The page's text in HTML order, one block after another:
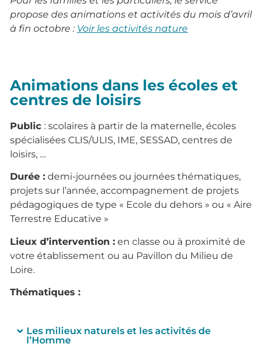
propose des animations et activités du mois d’avril
à fin octobre : Voir les activités nature
Animations dans les écoles et
centres de loisirs
Public : scolaires à partir de la maternelle, écoles
spécialisées CLIS/ULIS, IME, SESSAD, centres de
loisirs, …
Durée : demi-journées ou journées thématiques,
projets sur l’année, accompagnement de projets
pédagogiques de type « Ecole du dehors » ou « Aire
Terrestre Educative »
Lieux d’intervention : en classe ou à proximité de
votre établissement ou au Pavillon du Milieu de
Loire.
Thématiques :
Les milieux naturels et les activités de
l’Homme